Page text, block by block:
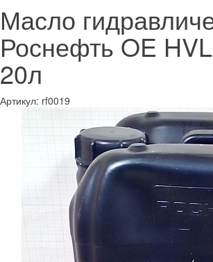
Масло
Роснефть OE
20л
Артикул: rf0019